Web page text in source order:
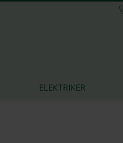
ELEKTRIKER